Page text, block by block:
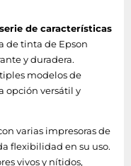
WF-2010W -
WF-100W -
Pro WF-C5790DWF
Pro WF-
- WorkForce Pro
830 - Expression
820 - Expression
de características
de tinta de Epson
y duradera.
modelos de
opción versátil y
varias impresoras de
flexibilidad en su uso.
vivos y nítidos,